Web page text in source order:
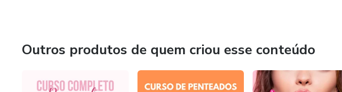
Outros produtos de quem criou esse conteúdo